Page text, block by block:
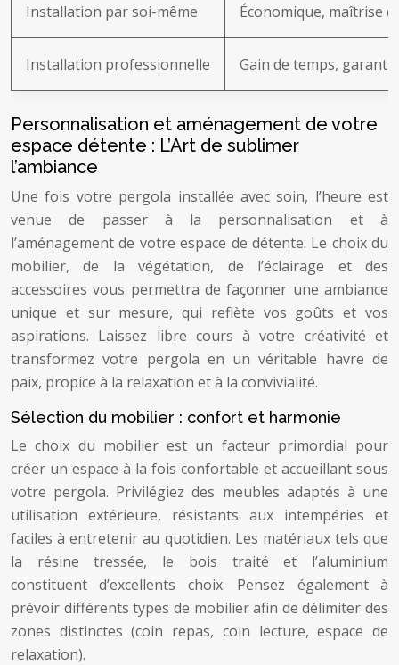
Installation par soi-même Économique, maîtrise
Installation professionnelle Gain de temps,
Personnalisation et aménagement de votre
espace détente : L’Art de sublimer
l’ambiance
Une fois votre pergola installée avec soin, l’heure est
venue de passer à la personnalisation et à
l’aménagement de votre espace de détente. Le choix du
mobilier, de la végétation, de l’éclairage et des
accessoires vous permettra de façonner une ambiance
unique et sur mesure, qui reflète vos goûts et vos
aspirations. Laissez libre cours à votre créativité et
transformez votre pergola en un véritable havre de
paix, propice à la relaxation et à la convivialité.
Sélection du mobilier : confort et harmonie
Le choix du mobilier est un facteur primordial pour
créer un espace à la fois confortable et accueillant sous
votre pergola. Privilégiez des meubles adaptés à une
utilisation extérieure, résistants aux intempéries et
faciles à entretenir au quotidien. Les matériaux tels que
la résine tressée, le bois traité et l’aluminium
constituent d’excellents choix. Pensez également à
prévoir différents types de mobilier afin de délimiter des
zones distinctes (coin repas, coin lecture, espace de
relaxation).